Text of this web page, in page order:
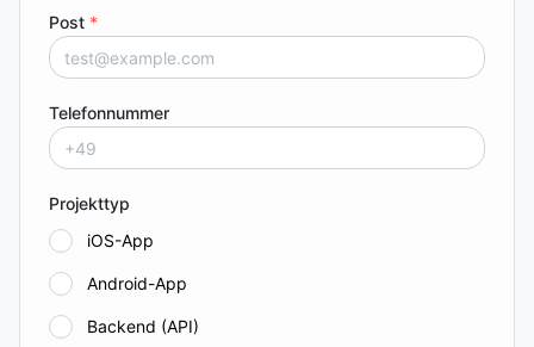
Post *
Telefonnummer
Projekttyp
iOS-App
Android-App
Backend (API)